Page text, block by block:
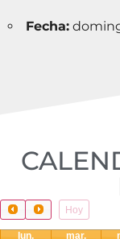
Fecha:
Hoy
lun. mar.